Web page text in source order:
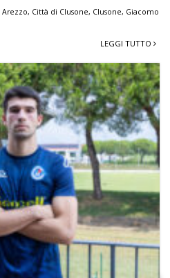
Arezzo, Città di Clusone, Clusone, Giacomo
LEGGI TUTTO